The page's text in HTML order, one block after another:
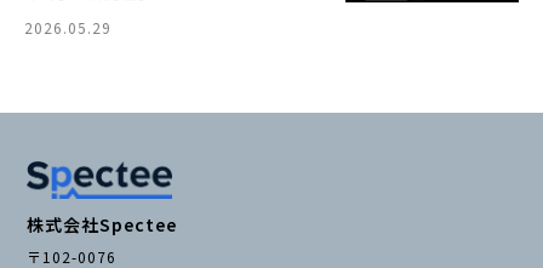
2026.05.29
株式会社Spectee
〒102-0076